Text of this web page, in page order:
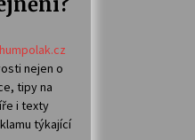
nejen o
tipy na
i texty
týkající